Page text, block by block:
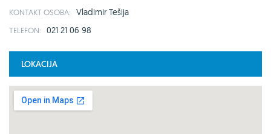
KONTAKT OSOBA: Vladimir Tešija
TELEFON: 021 21 06 98
LOKACIJA